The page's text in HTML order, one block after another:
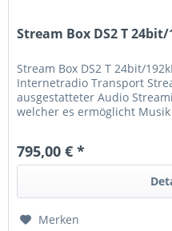
Stream Box DS2 T
Stream Box DS2 T 24bit/
Internetradio Transport
ausgestatteter Audio
welcher es ermöglicht
795,00 € *
Merken